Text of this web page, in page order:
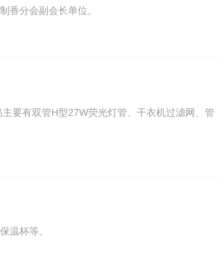
香分会副会长单位。
要有双管H型27W荧光灯管、干衣机过滤网、管
温杯等。